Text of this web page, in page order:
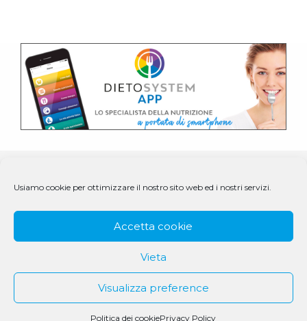
Usiamo cookie per ottimizzare il nostro sito web ed i nostri servizi.
Accetta cookie
Vieta
Visualizza preference
Politica dei cookiePrivacy Policy
© 1979 - 2025 DS Medigroup S.r.l. a socio unico | CF/P.IVA
07979550154